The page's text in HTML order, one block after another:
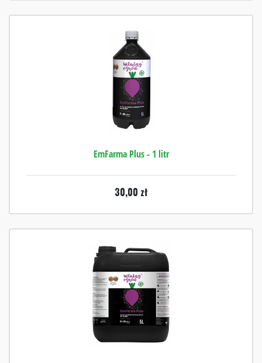
EmFarma Plus - 1 litr
30,00 zł